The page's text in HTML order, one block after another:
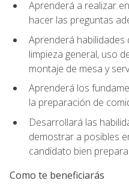
Aprenderá a realizar
hacer las preguntas
Aprenderá habilidades
limpieza general, uso
montaje de mesa y
Aprenderá los
la preparación de
Desarrollará las
demostrar a posibles
candidato bien
Como te beneficiarás